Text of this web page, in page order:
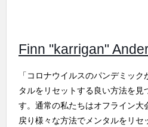
Finn "karrigan"
「コロナウイルスのパンデミッ
タルをリセットする良い方法を見
す。通常の私たちはオフライン大
戻り様々な方法でメンタルをリセ